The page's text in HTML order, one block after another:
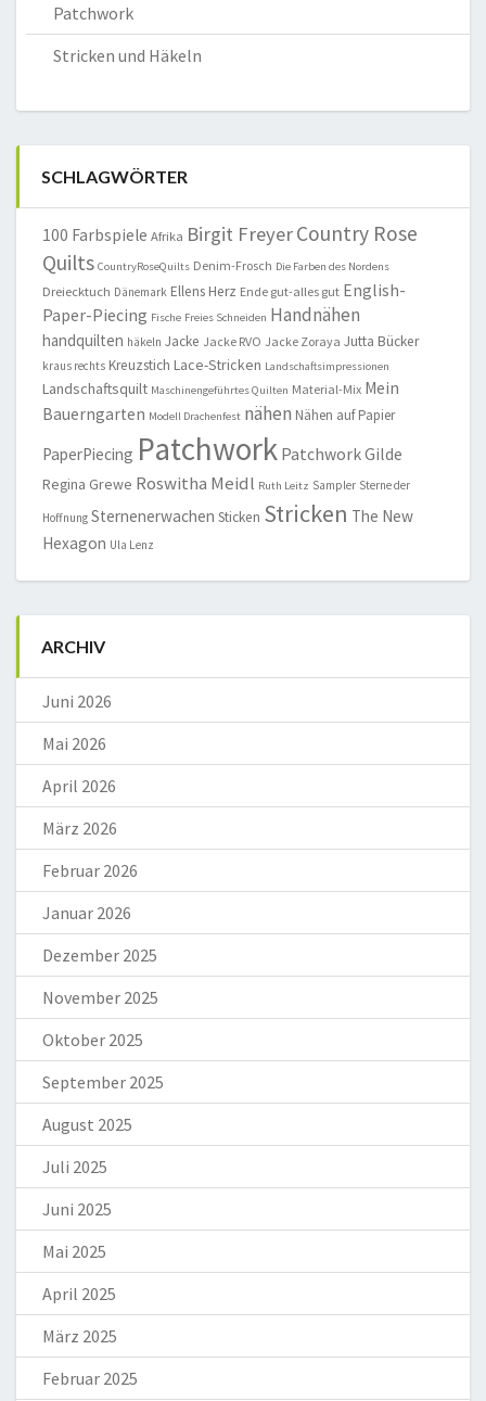
Patchwork
Stricken und Häkeln
SCHLAGWÖRTER
100 Farbspiele Afrika Birgit FreyerCountry Rose
Quilts CountryRoseQuilts Denim-Frosch Die Farben des Nordens
Dreiecktuch Dänemark Ellens Herz Ende gut-alles gut English-
Paper-Piecing Fische Freies Schneiden Handnähen
handquilten häkeln Jacke Jacke RVO Jacke Zoraya Jutta Bücker
kraus rechts Kreuzstich Lace-Stricken Landschaftsimpressionen
Landschaftsquilt Maschinengeführtes Quilten Material-Mix Mein
Bauerngarten Modell Drachenfest nähen Nähen auf Papier
PaperPiecing Patchwork Patchwork Gilde
Regina Grewe Roswitha Meidl Ruth Leitz Sampler Sterne der
Hoffnung Sternenerwachen Sticken Stricken The New
Hexagon Ula Lenz
ARCHIV
Juni 2026
Mai 2026
April 2026
März 2026
Februar 2026
Januar 2026
Dezember 2025
November 2025
Oktober 2025
September 2025
August 2025
Juli 2025
Juni 2025
Mai 2025
April 2025
März 2025
Februar 2025